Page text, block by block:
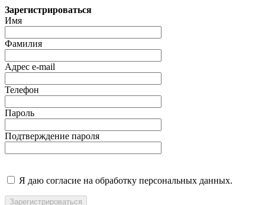
Зарегистрироваться
Имя
Фамилия
Адрес e-mail
Телефон
Пароль
Подтверждение пароля
Я даю согласие на обработку персональных данных.